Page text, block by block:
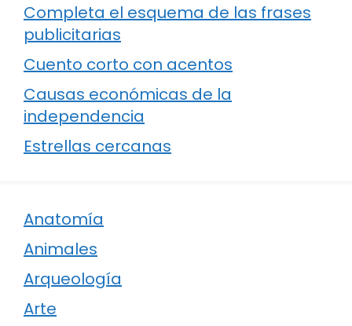
Completa el esquema de las frases
publicitarias
Cuento corto con acentos
Causas económicas de la
independencia
Estrellas cercanas
Anatomía
Animales
Arqueología
Arte